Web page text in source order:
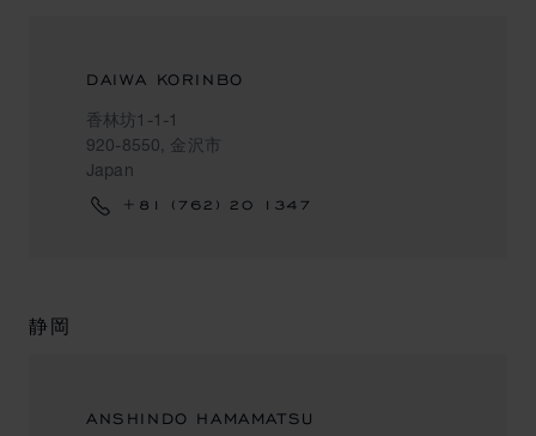
DAIWA KORINBO
香林坊1-1-1
920-8550, 金沢市
Japan
+81 (762) 20 1347
静岡
ANSHINDO HAMAMATSU